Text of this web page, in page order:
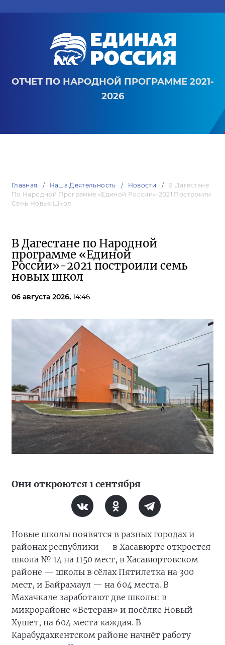
ОТЧЕТ ПО НАРОДНОЙ ПРОГРАММЕ 2021-
2026
Главная Наша Деятельность Новости
В Дагестане
По Народной Программе «Единой России»-2021 Построили
Семь Новых Школ
В Дагестане по Народной
программе «Единой
России»-2021 построили семь
новых школ
06 августа 2026, 14:46
Они откроются 1 сентября
Новые школы появятся в разных городах и
районах республики — в Хасавюрте откроется
школа № 14 на 1150 мест, в Хасавюртовском
районе — школы в сёлах Пятилетка на 300
мест, и Байрамаул — на 604 места. В
Махачкале заработают две школы: в
микрорайоне «Ветеран» и посёлке Новый
Хушет, на 604 места каждая. В
Карабудахкентском районе начнёт работу